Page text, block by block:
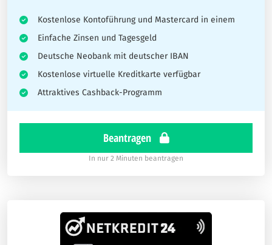
Kostenlose Kontoführung und Mastercard in einem
Einfache Zinsen und Tagesgeld
Deutsche Neobank mit deutscher IBAN
Kostenlose virtuelle Kreditkarte verfügbar
Attraktives Cashback-Programm
Beantragen
In nur 2 Minuten beantragen